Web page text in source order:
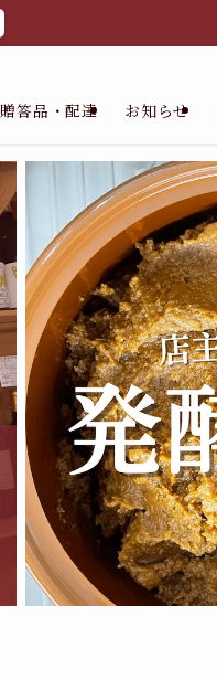
贈答品・配達 お知らせ